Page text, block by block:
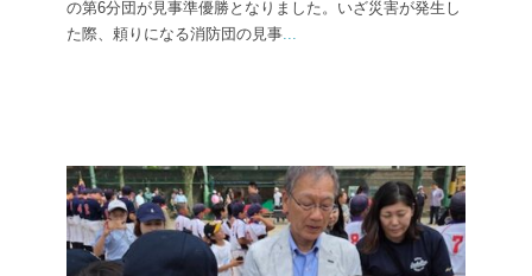
の第6分団が見事準優勝となりました。いざ災害が発生し
た際、頼りになる消防団の見事